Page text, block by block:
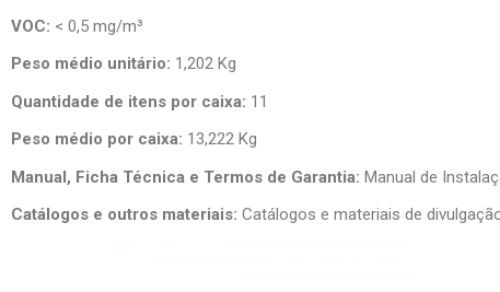
VOC: < 0,5 mg/m³
Peso médio unitário: 1,202 Kg
Quantidade de itens por caixa: 11
Peso médio por caixa: 13,222 Kg
Manual, Ficha Técnica e Termos de Garantia: Manual de
Catálogos e outros materiais: Catálogos e materiais de